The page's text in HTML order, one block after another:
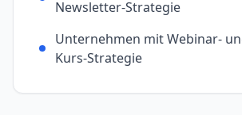
Newsletter-Strategie
Unternehmen mit Webinar-
Kurs-Strategie